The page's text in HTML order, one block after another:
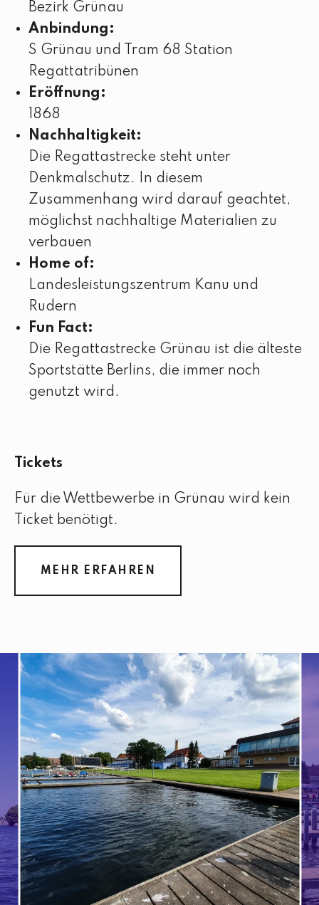
Bezirk Grünau
Anbindung:
S Grünau und Tram 68 Station
Regattatribünen
Eröffnung:
1868
Nachhaltigkeit:
Die Regattastrecke steht unter
Denkmalschutz. In diesem
Zusammenhang wird darauf geachtet,
möglichst nachhaltige Materialien zu
verbauen
Home of:
Landesleistungszentrum Kanu und
Rudern
Fun Fact:
Die Regattastrecke Grünau ist die älteste
Sportstätte Berlins, die immer noch
genutzt wird.
Tickets
Für die Wettbewerbe in Grünau wird kein
Ticket benötigt.
MEHR ERFAHREN